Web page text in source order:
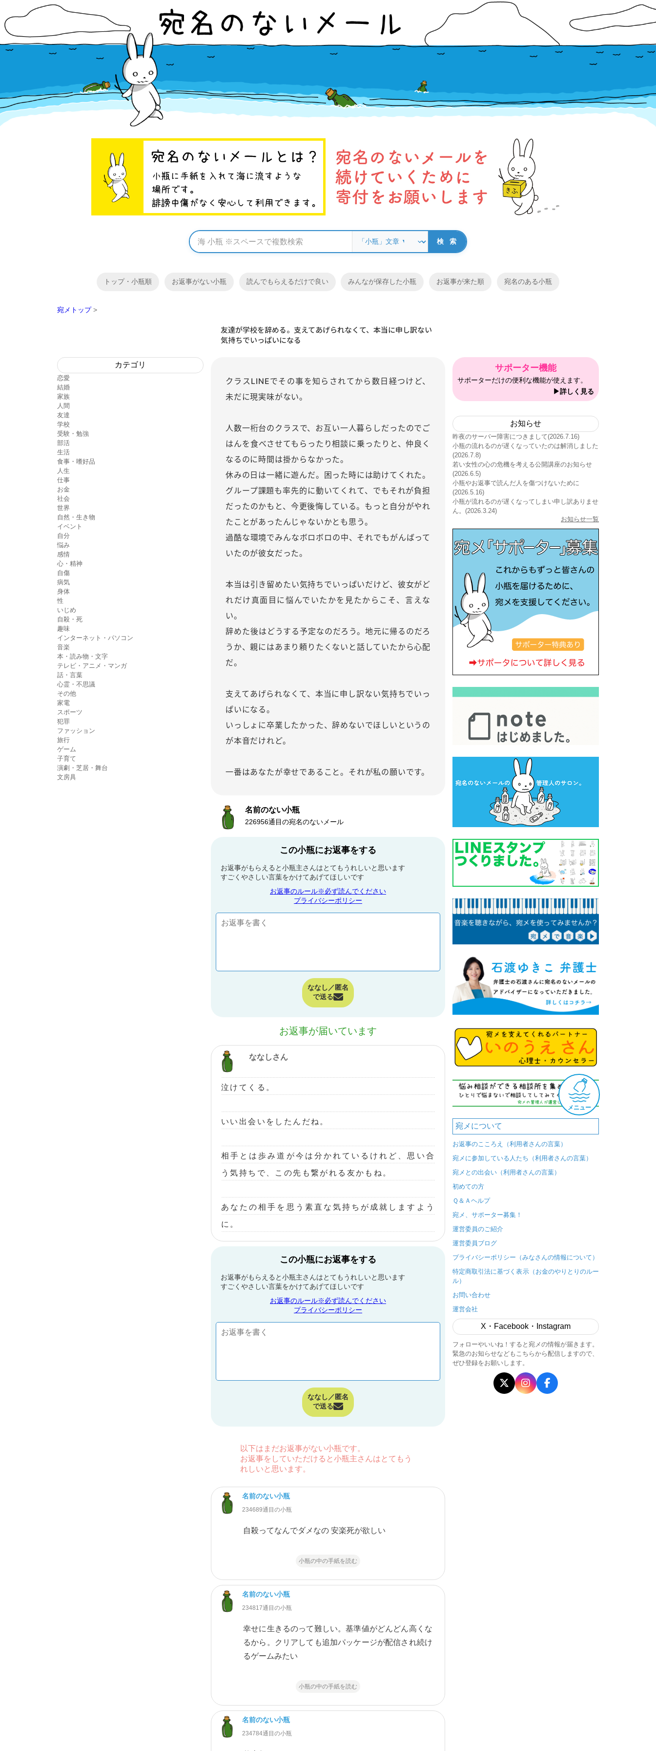
メニュー
トップ・小瓶順 お返事がない小瓶 読んでもらえるだけで良い みんなが保存した小瓶 お返事が来た順 宛名のある小瓶
宛メトップ >
友達が学校を辞める。支えてあげられなくて、本当に申し訳ない
気持ちでいっぱいになる
カテゴリ
恋愛
結婚
家族
人間
友達
学校
受験・勉強
部活
生活
食事・嗜好品
人生
仕事
お金
社会
世界
自然・生き物
イベント
自分
悩み
感情
心・精神
自傷
病気
身体
性
いじめ
自殺・死
趣味
インターネット・パソコン
音楽
本・読み物・文字
テレビ・アニメ・マンガ
話・言葉
心霊・不思議
その他
家電
スポーツ
犯罪
ファッション
旅行
ゲーム
子育て
演劇・芝居・舞台
文房具
クラスLINEでその事を知らされてから数日経つけど、
未だに現実味がない。
人数一桁台のクラスで、お互い一人暮らしだったのでご
はんを食べさせてもらったり相談に乗ったりと、仲良く
なるのに時間は掛からなかった。
休みの日は一緒に遊んだ。困った時には助けてくれた。
グループ課題も率先的に動いてくれて、でもそれが負担
だったのかもと、今更後悔している。もっと自分がやれ
たことがあったんじゃないかとも思う。
過酷な環境でみんなボロボロの中、それでもがんばって
いたのが彼女だった。
本当は引き留めたい気持ちでいっぱいだけど、彼女がど
れだけ真面目に悩んでいたかを見たからこそ、言えな
い。
辞めた後はどうする予定なのだろう。地元に帰るのだろ
うか、親にはあまり頼りたくないと話していたから心配
だ。
支えてあげられなくて、本当に申し訳ない気持ちでいっ
ぱいになる。
いっしょに卒業したかった、辞めないでほしいというの
が本音だけれど。
一番はあなたが幸せであること。それが私の願いです。
名前のない小瓶
226956通目の宛名のないメール
この小瓶にお返事をする
お返事がもらえると小瓶主さんはとてもうれしいと思います
すごくやさしい言葉をかけてあげてほしいです
お返事のルール※必ず読んでください
プライバシーポリシー
ななし／匿名
で送る
お返事が届いています
ななしさん
泣けてくる。
いい出会いをしたんだね。
相手とは歩み道が今は分かれているけれど、思い合
う気持ちで、この先も繋がれる友かもね。
あなたの相手を思う素直な気持ちが成就しますよう
に。
この小瓶にお返事をする
お返事がもらえると小瓶主さんはとてもうれしいと思います
すごくやさしい言葉をかけてあげてほしいです
お返事のルール※必ず読んでください
プライバシーポリシー
ななし／匿名
で送る
以下はまだお返事がない小瓶です。
お返事をしていただけると小瓶主さんはとてもう
れしいと思います。
名前のない小瓶
234689通目の小瓶
自殺ってなんでダメなの 安楽死が欲しい
小瓶の中の手紙を読む
名前のない小瓶
234817通目の小瓶
幸せに生きるのって難しい。基準値がどんどん高くな
るから。クリアしても追加パッケージが配信され続け
るゲームみたい
小瓶の中の手紙を読む
名前のない小瓶
234784通目の小瓶
サポーター機能
サポーターだけの便利な機能が使えます。
▶詳しく見る
お知らせ
昨夜のサーバー障害につきまして(2026.7.16)
小瓶の流れるのが遅くなっていたのは解消しました
(2026.7.8)
若い女性の心の危機を考える公開講座のお知らせ
(2026.6.5)
小瓶やお返事で読んだ人を傷つけないために
(2026.5.16)
小瓶が流れるのが遅くなってしまい申し訳ありませ
ん。(2026.3.24)
お知らせ一覧
宛メについて
お返事のこころえ（利用者さんの言葉）
宛メに参加している人たち（利用者さんの言葉）
宛メとの出会い（利用者さんの言葉）
初めての方
Ｑ＆Ａヘルプ
宛メ、サポーター募集！
運営委員のご紹介
運営委員ブログ
プライバシーポリシー（みなさんの情報について）
特定商取引法に基づく表示（お金のやりとりのルー
ル）
お問い合わせ
運営会社
X・Facebook・Instagram
フォローやいいね！すると宛メの情報が届きます。
緊急のお知らせなどもこちらから配信しますので、
ぜひ登録をお願いします。